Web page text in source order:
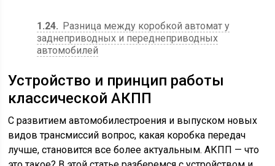
1.24
Разница между коробкой автомат у
заднеприводных и переднеприводных
автомобилей
Устройство и принцип работы
классической АКПП
С развитием автомобилестроения и выпуском новых
видов трансмиссий вопрос, какая коробка передач
лучше, становится все более актуальным. АКПП — что